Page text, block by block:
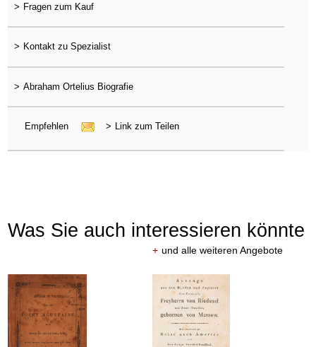
> Fragen zum Kauf
> Kontakt zu Spezialist
> Abraham Ortelius Biografie
Empfehlen > Link zum Teilen
Was Sie auch interessieren könnte
+ und alle weiteren Angebote